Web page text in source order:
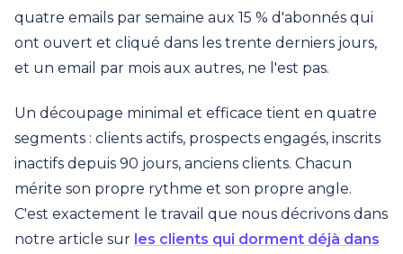
quatre emails par semaine aux 15 % d'abonnés qui
ont ouvert et cliqué dans les trente derniers jours,
et un email par mois aux autres, ne l'est pas.
Un découpage minimal et efficace tient en quatre
segments : clients actifs, prospects engagés, inscrits
inactifs depuis 90 jours, anciens clients. Chacun
mérite son propre rythme et son propre angle.
C'est exactement le travail que nous décrivons dans
notre article sur les clients qui dorment déjà dans